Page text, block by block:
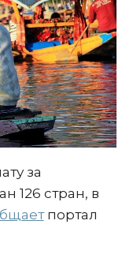
за
126 стран, в
портал